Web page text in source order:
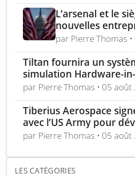
L’arsenal et le
nouvelles
défense, capital-
politique
par Pierre Thomas
Tiltan fournira un
simulation Hardware-
un programme électro-
unique
par Pierre Thomas • 05 août
Tiberius Aerospace
avec l’US Army pour
d’artillerie guidée
par Pierre Thomas • 05 août
LES CATÉGORIES